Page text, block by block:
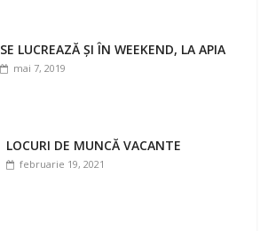
SE LUCREAZĂ ȘI ÎN WEEKEND, LA APIA
mai 7, 2019
LOCURI DE MUNCĂ VACANTE
februarie 19, 2021